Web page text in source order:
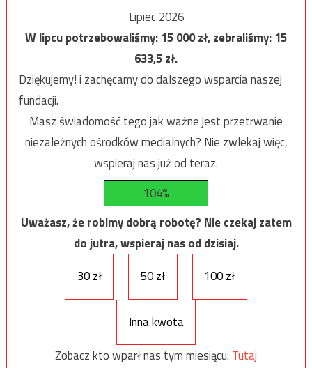
Lipiec 2026
W lipcu potrzebowaliśmy:15 000zł, zebraliśmy:15
633,5zł.
Dziękujemy! i zachęcamy do dalszego wsparcia naszej
fundacji.
Masz świadomość tego jak ważne jest przetrwanie
niezależnych ośrodków medialnych? Nie zwlekaj więc,
wspieraj nas już od teraz.
104%
Uważasz, że robimy dobrą robotę? Nie czekaj zatem
do jutra, wspieraj nas od dzisiaj.
30 zł
50 zł 100 zł
Inna kwota
Zobacz kto wparł nas tym miesiącu: Tutaj